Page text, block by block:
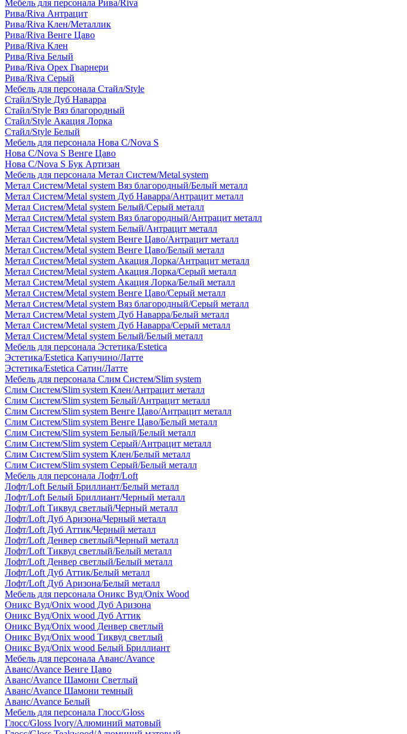
Мебель для персонала Рива/Riva
Рива/Riva Антрацит
Рива/Riva Клен/Металлик
Рива/Riva Венге Цаво
Рива/Riva Клен
Рива/Riva Белый
Рива/Riva Орех Гварнери
Рива/Riva Серый
Мебель для персонала Стайл/Style
Стайл/Style Дуб Наварра
Стайл/Style Вяз благородный
Стайл/Style Акация Лорка
Стайл/Style Белый
Мебель для персонала Нова С/Nova S
Нова С/Nova S Венге Цаво
Нова С/Nova S Бук Артизан
Мебель для персонала Метал Систем/Metal system
Метал Систем/Metal system Вяз благородный/Белый металл
Метал Систем/Metal system Дуб Наварра/Антрацит металл
Метал Систем/Metal system Белый/Серый металл
Метал Систем/Metal system Вяз благородный/Антрацит металл
Метал Систем/Metal system Белый/Антрацит металл
Метал Систем/Metal system Венге Цаво/Антрацит металл
Метал Систем/Metal system Венге Цаво/Белый металл
Метал Систем/Metal system Акация Лорка/Антрацит металл
Метал Систем/Metal system Акация Лорка/Серый металл
Метал Систем/Metal system Акация Лорка/Белый металл
Метал Систем/Metal system Венге Цаво/Серый металл
Метал Систем/Metal system Вяз благородный/Серый металл
Метал Систем/Metal system Дуб Наварра/Белый металл
Метал Систем/Metal system Дуб Наварра/Серый металл
Метал Систем/Metal system Белый/Белый металл
Мебель для персонала Эстетика/Estetica
Эстетика/Estetica Капучино/Латте
Эстетика/Estetica Сатин/Латте
Мебель для персонала Слим Систем/Slim system
Слим Систем/Slim system Клен/Антрацит металл
Слим Систем/Slim system Белый/Антрацит металл
Слим Систем/Slim system Венге Цаво/Антрацит металл
Слим Систем/Slim system Венге Цаво/Белый металл
Слим Систем/Slim system Белый/Белый металл
Слим Систем/Slim system Серый/Антрацит металл
Слим Систем/Slim system Клен/Белый металл
Слим Систем/Slim system Серый/Белый металл
Мебель для персонала Лофт/Loft
Лофт/Loft Белый Бриллиант/Белый металл
Лофт/Loft Белый Бриллиант/Черный металл
Лофт/Loft Тиквуд светлый/Черный металл
Лофт/Loft Дуб Аризона/Черный металл
Лофт/Loft Дуб Аттик/Черный металл
Лофт/Loft Денвер светлый/Черный металл
Лофт/Loft Тиквуд светлый/Белый металл
Лофт/Loft Денвер светлый/Белый металл
Лофт/Loft Дуб Аттик/Белый металл
Лофт/Loft Дуб Аризона/Белый металл
Мебель для персонала Оникс Вуд/Onix Wood
Оникс Вуд/Onix wood Дуб Аризона
Оникс Вуд/Onix wood Дуб Аттик
Оникс Вуд/Onix wood Денвер светлый
Оникс Вуд/Onix wood Тиквуд светлый
Оникс Вуд/Onix wood Белый Бриллиант
Мебель для персонала Аванс/Avance
Аванс/Avance Венге Цаво
Аванс/Avance Шамони Светлый
Аванс/Avance Шамони темный
Аванс/Avance Белый
Мебель для персонала Глосс/Gloss
Глосс/Gloss Ivory/Алюминий матовый